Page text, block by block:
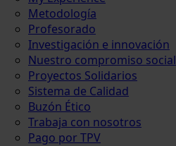
Metodología
Profesorado
Investigación e innovación
Nuestro compromiso social
Proyectos Solidarios
Sistema de Calidad
Buzón Ético
Trabaja con nosotros
Pago por TPV